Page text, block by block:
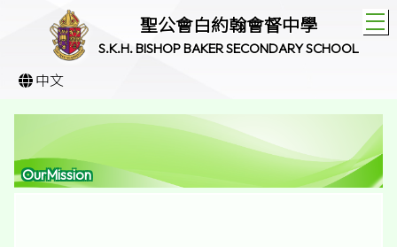
聖公會白約翰會督中學
S.K.H. BISHOP BAKER SECONDARY SCHOOL
中文
OurMission